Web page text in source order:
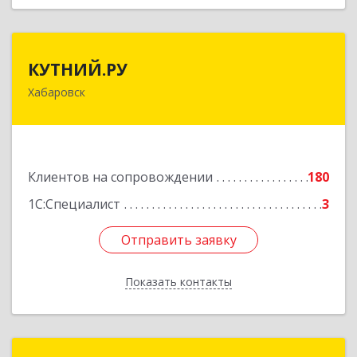
КУТНИЙ.РУ
Хабаровск
Клиентов на сопровождении
180
1С:Специалист
3
Отправить заявку
Показать контакты
680007, Хабаровский край, Хабаровск г,
Отправить заявку
Назад